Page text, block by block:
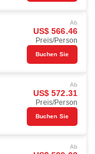
Ab
US$ 566.46
Preis/Person
Buchen Sie
Ab
US$ 572.31
Preis/Person
Buchen Sie
Ab